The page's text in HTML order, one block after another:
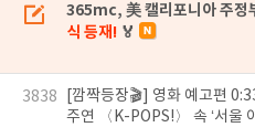
365mc, 美 캘리포니아 주정
식 등재! 🏅
3838 [깜짝등장🎬] 영화 예고편
주연 〈K-POPS!〉 속 ‘서울